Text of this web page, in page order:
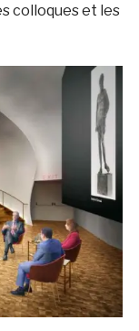
colloques et les